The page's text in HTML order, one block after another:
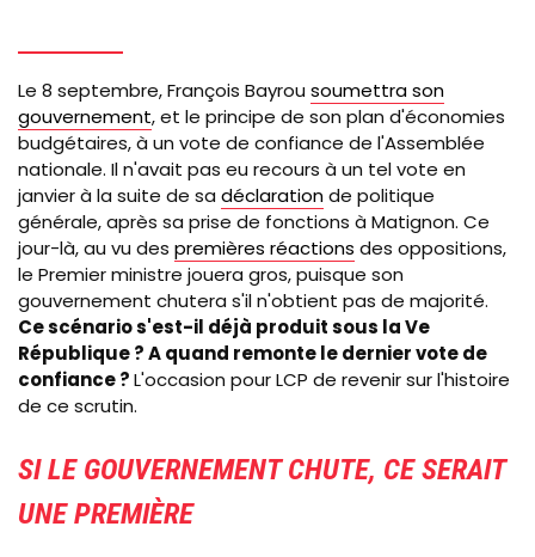
Le 8 septembre, François Bayrou soumettra son
gouvernement, et le principe de son plan d'économies
budgétaires, à un vote de confiance de l'Assemblée
nationale. Il n'avait pas eu recours à un tel vote en
janvier à la suite de sa déclarationde politique
générale, après sa prise de fonctions à Matignon. Ce
jour-là, au vu des premières réactions des oppositions,
le Premier ministre jouera gros, puisque son
gouvernement chutera s'il n'obtient pas de majorité.
Ce scénario s'est-il déjà produit sous la Ve
République ? A quand remonte le dernier vote de
confiance ?L'occasion pour LCP de revenir sur l'histoire
de ce scrutin.
SI LE GOUVERNEMENT CHUTE, CE SERAIT
UNE PREMIÈRE